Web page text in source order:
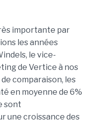
importante par
les années
le vice-
de Vertice à nos
comparaison, les
en moyenne de 6%
sont
une croissance des